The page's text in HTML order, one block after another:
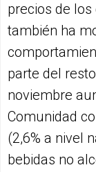
precios de
también ha
parte del
noviembre
Comunidad
(2,6% a nivel
bebidas no